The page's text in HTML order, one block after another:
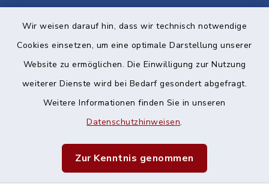
Wir weisen darauf hin, dass wir technisch notwendige
Cookies einsetzen, um eine optimale Darstellung unserer
Website zu ermöglichen. Die Einwilligung zur Nutzung
weiterer Dienste wird bei Bedarf gesondert abgefragt.
Weitere Informationen finden Sie in unseren
Datenschutzhinweisen.
Zur Kenntnis genommen
Datenschutz
Impressum
Sitemap
Cookie-Einstellungen